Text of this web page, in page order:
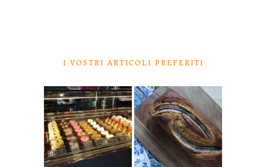
I VOSTRI ARTICOLI PREFERITI